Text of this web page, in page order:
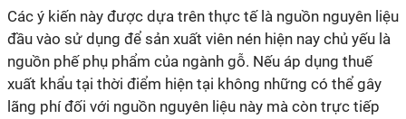
Các ý kiến này được dựa trên thực tế là nguồn nguyên liệu
đầu vào sử dụng để sản xuất viên nén hiện nay chủ yếu là
nguồn phế phụ phẩm của ngành gỗ. Nếu áp dụng thuế
xuất khẩu tại thời điểm hiện tại không những có thể gây
lãng phí đối với nguồn nguyên liệu này mà còn trực tiếp